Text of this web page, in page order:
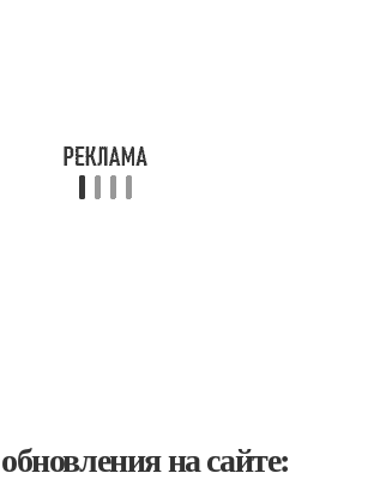
на сайте: